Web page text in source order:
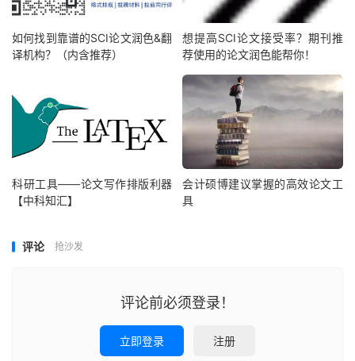
如何找到靠谱的SCI论文润色&翻
译机构？（内含推荐）
想提高SCI论文接受率？期刊推
荐使用的论文润色能帮你！
科研工具——论文写作排版利器
【中科知汇】
会计硕博建议掌握的高效论文工
具
评论 抢沙发
评论前必须登录！
立即登录 注册